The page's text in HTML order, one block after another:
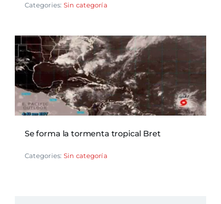
Categories: Sin categoría
Se forma la tormenta tropical Bret
Categories: Sin categoría